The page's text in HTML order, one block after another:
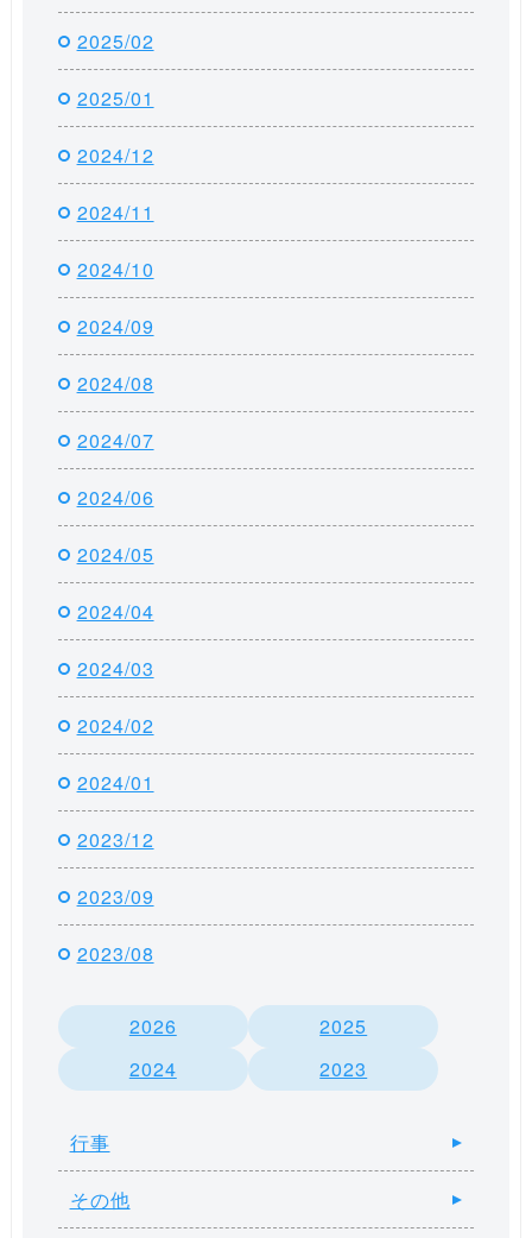
2025/02
2025/01
2024/12
2024/11
2024/10
2024/09
2024/08
2024/07
2024/06
2024/05
2024/04
2024/03
2024/02
2024/01
2023/12
2023/09
2023/08
2026
2025
2024
2023
行事
その他